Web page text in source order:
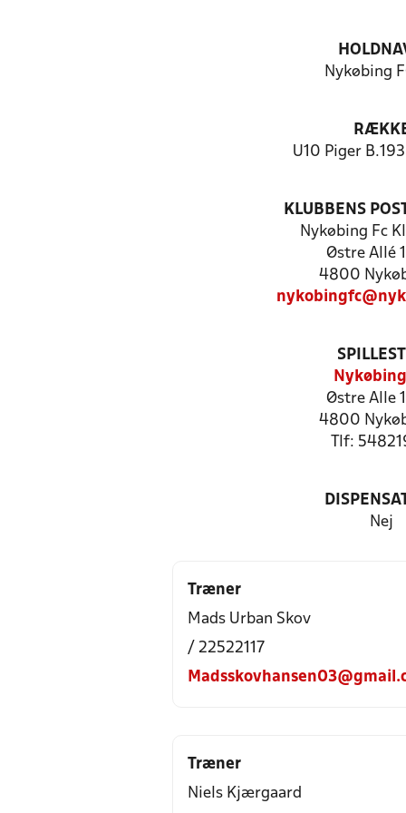
Nykøbing
U10 Piger
KLUBBENS
Nykøbing Fc
Østre Allé
4800
Nykøbing
Østre Alle
4800
Tlf:
Nej
Træner
Mads Urban Skov
/ 22522117
Træner
Niels Kjærgaard